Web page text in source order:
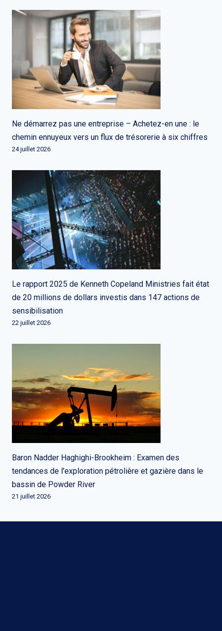
Ne démarrez pas une entreprise – Achetez-en une : le
chemin ennuyeux vers un flux de trésorerie à six chiffres
24 juillet 2026
Le rapport 2025 de Kenneth Copeland Ministries fait état
de 20 millions de dollars investis dans 147 actions de
sensibilisation
22 juillet 2026
Baron Nadder Haghighi-Brookheim : Examen des
tendances de l'exploration pétrolière et gazière dans le
bassin de Powder River
21 juillet 2026